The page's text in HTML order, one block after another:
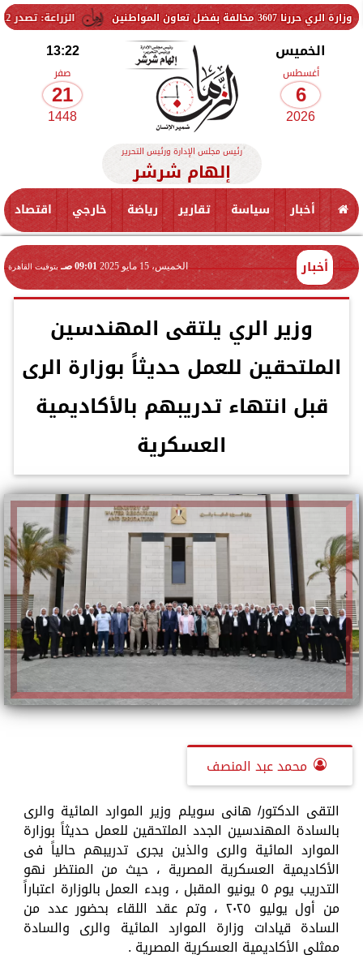
الزراعة: تصدر 712 ترخيص تشغيل جديد لمشروعات الثروة الحيوانية والداجنة.. وتسجيل 832 مخلوط أعلاف
الخميس
أغسطس
6
2026
13:22
صفر
21
1448
رئيس مجلس الإدارة ورئيس التحرير
إلهام شرشر
أخبار سياسة تقارير رياضة خارجي اقتصاد
أخبار الخميس، 15 مايو 2025 09:01 صـ بتوقيت القاهرة
وزير الري يلتقى المهندسين
الملتحقين للعمل حديثاً بوزارة الرى
قبل انتهاء تدريبهم بالأكاديمية
العسكرية
محمد عبد المنصف
التقى الدكتور/ هانى سويلم وزير الموارد المائية والرى
بالسادة المهندسين الجدد الملتحقين للعمل حديثاً بوزارة
الموارد المائية والرى والذين يجرى تدريبهم حالياً فى
الأكاديمية العسكرية المصرية ، حيث من المنتظر نهو
التدريب يوم ٥ يونيو المقبل ، وبدء العمل بالوزارة اعتباراً
من أول يوليو ٢٠٢٥ ، وتم عقد اللقاء بحضور عدد من
السادة قيادات وزارة الموارد المائية والرى والسادة
ممثلى الأكاديمية العسكرية المصرية .